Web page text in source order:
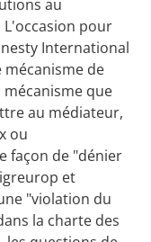
au
pour
International
mécanisme de
que
au médiateur,
ou
façon de "dénier
et
"violation du
la charte des